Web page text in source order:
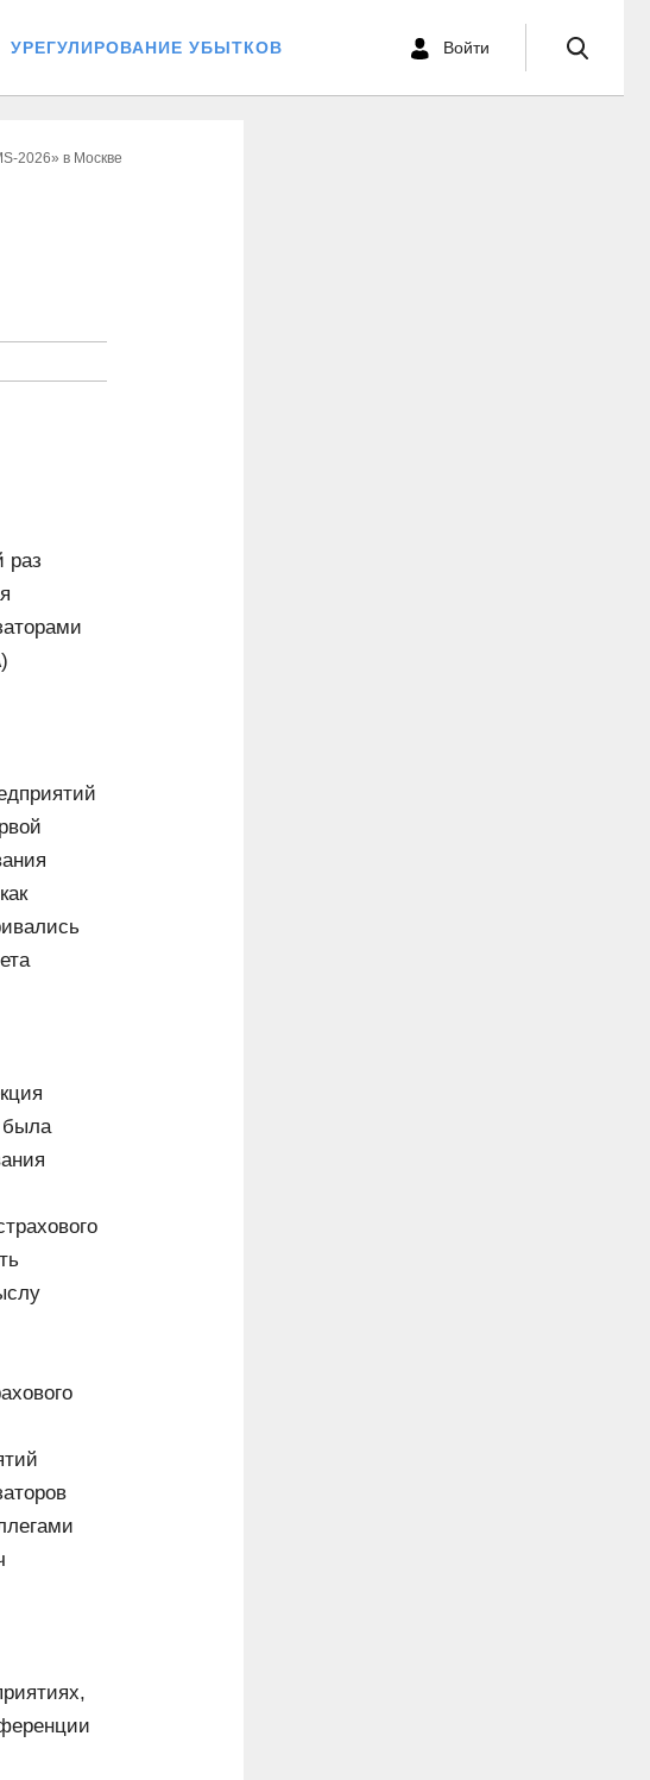
УРЕГУЛИРОВАНИЕ УБЫТКОВ Войти
2026» в Москве
раз
была